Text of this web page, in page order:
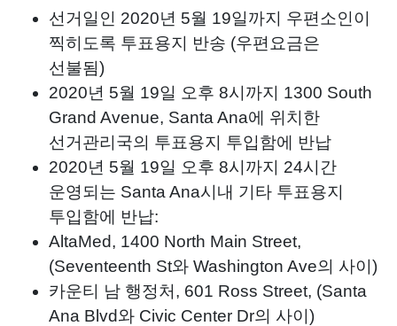
선거일인 2020년 5월 19일까지 우편소인이
찍히도록 투표용지 반송 (우편요금은
선불됨)
2020년 5월 19일 오후 8시까지 1300 South
Grand Avenue, Santa Ana에 위치한
선거관리국의 투표용지 투입함에 반납
2020년 5월 19일 오후 8시까지 24시간
운영되는 Santa Ana시내 기타 투표용지
투입함에 반납:
AltaMed, 1400 North Main Street,
(Seventeenth St와 Washington Ave의 사이)
카운티 남 행정처, 601 Ross Street, (Santa
Ana Blvd와 Civic Center Dr의 사이)